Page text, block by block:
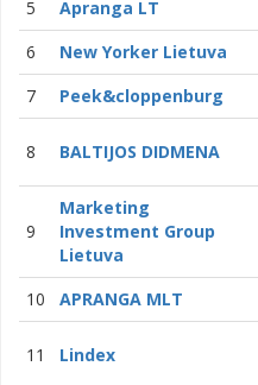
5
Apranga LT
6
New Yorker Lietuva
7
Peek&cloppenburg
8 BALTIJOS DIDMENA
9
Marketing
Investment Group
Lietuva
10 APRANGA MLT
11 Lindex